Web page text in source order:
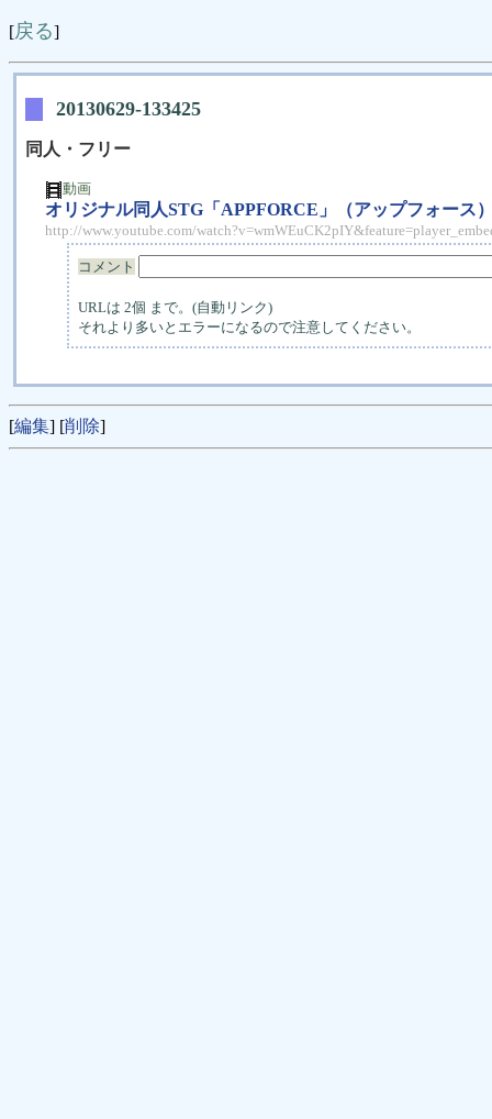
[戻る]
20130629-133425
同人・フリー
動画
オリジナル同人STG「APPFORCE」（アップフォース
http://www.youtube.com/
コメント
URLは 2個 まで。(自動リンク)
それより多いとエラーになるので注意してください。
[編集] [削除]